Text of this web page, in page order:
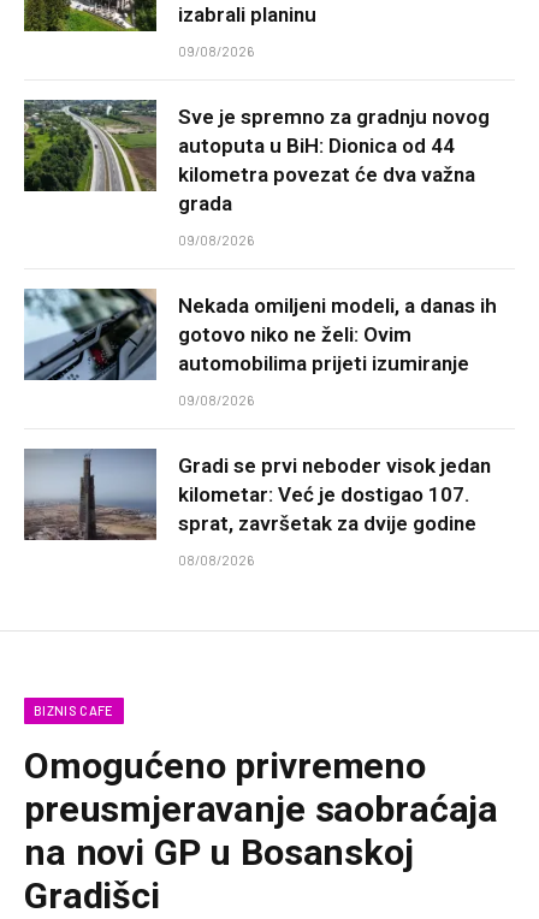
izabrali planinu
09/08/2026
Sve je spremno za gradnju novog
autoputa u BiH: Dionica od 44
kilometra povezat će dva važna
grada
09/08/2026
Nekada omiljeni modeli, a danas ih
gotovo niko ne želi: Ovim
automobilima prijeti izumiranje
09/08/2026
Gradi se prvi neboder visok jedan
kilometar: Već je dostigao 107.
sprat, završetak za dvije godine
08/08/2026
BIZNIS CAFE
Omogućeno privremeno
preusmjeravanje saobraćaja
na novi GP u Bosanskoj
Gradišci